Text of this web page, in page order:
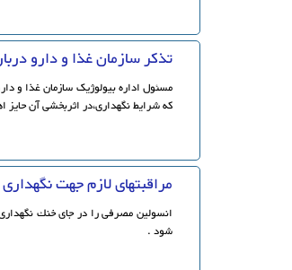
تذکر سازمان غذا و دارو
مسئول اداره بیولوژیک سازمان غذا و
که شرایط نگهداری،در اثربخشی آن
مراقبتهای لازم جهت
انسولین مصرفی را در جای خنك
شود .